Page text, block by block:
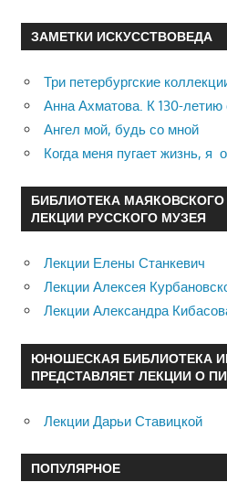
ЗАМЕТКИ ИСКУССТВОВЕДА
Три петербургские
Анна Ахматова. К 130-летию
Ангел мой, будь со мной
Когда меня пугает жизнь, я
БИБЛИОТЕКА МАЯКОВСКОГО
ЛЕКЦИИ РУССКОГО МУЗЕЯ
Лекции Елены Станкевич
Лекции Алексея
Лекции Александра
ЮНОШЕСКАЯ БИБЛИОТЕКА
ПРЕДСТАВЛЯЕТ ЛЕКЦИИ О
Лекции Дарьи Ставицкой
ПОПУЛЯРНОЕ